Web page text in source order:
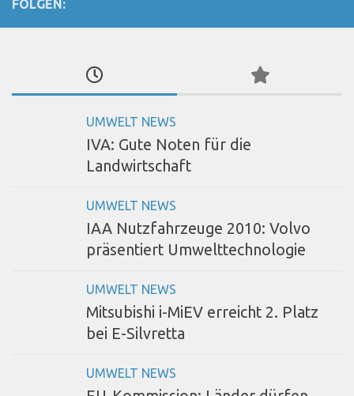
FOLGEN:
UMWELT NEWS
IVA: Gute Noten für die
Landwirtschaft
UMWELT NEWS
IAA Nutzfahrzeuge 2010: Volvo
präsentiert Umwelttechnologie
UMWELT NEWS
Mitsubishi i-MiEV erreicht 2. Platz
bei E-Silvretta
UMWELT NEWS